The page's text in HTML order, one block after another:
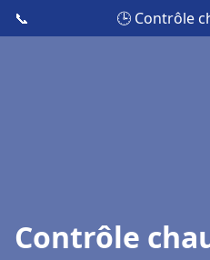
📞 🕒 Contrôle
Contrôle